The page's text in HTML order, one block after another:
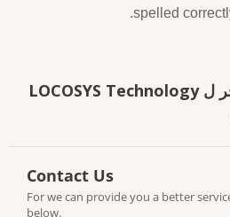
spelled
إذا كان لديك أي سؤال آخر ل LOCOSYS Technology